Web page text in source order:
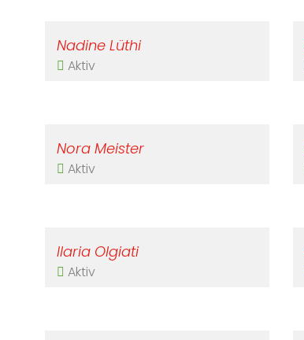
Nadine Lüthi
Aktiv
Nora Meister
Aktiv
Ilaria Olgiati
Aktiv